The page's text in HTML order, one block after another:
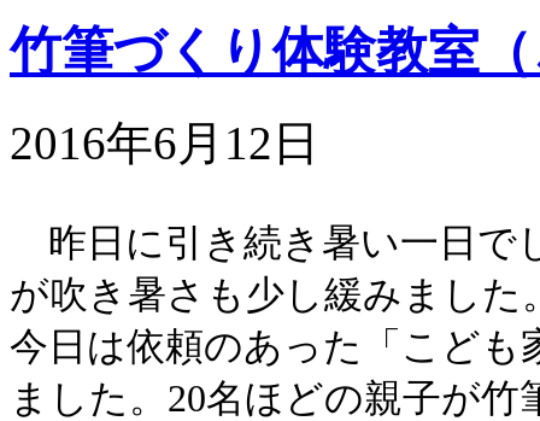
竹筆づくり体験教室
2016年6月12日
昨日に引き続き暑い一日で
が吹き暑さも少し緩みまし
今日は依頼のあった「こども
ました。 20名ほどの親子が竹